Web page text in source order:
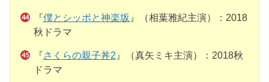
『僕とシッポと神楽坂 』（相葉雅紀主演）：2018
秋ドラマ
『さくらの親子丼2 』（真矢ミキ主演）：2018秋
ドラマ